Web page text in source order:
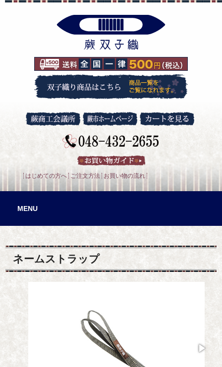
はじめての方へ ご注文方法 お買い物の流れ
MENU
ネームストラップ